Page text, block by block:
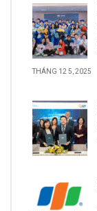
THÁNG 12 5, 2025